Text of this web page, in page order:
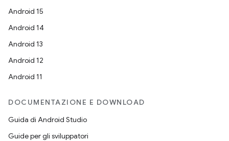
Android 15
Android 14
Android 13
Android 12
Android 11
DOCUMENTAZIONE E DOWNLOAD
Guida di Android Studio
Guide per gli sviluppatori